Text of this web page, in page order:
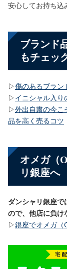
安心してお持ち込
ブランド
もチェッ
▷傷のあるブラン
▷ イニシャル入り
▷外出自粛の今こ
品を高く売るコツ
オメガ（
リ銀座へ
ダンシャリ銀座
ので、他店に負け
▷銀座でオメガ（